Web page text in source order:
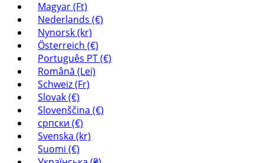
Magyar (Ft)
Nederlands (€)
Nynorsk (kr)
Österreich (€)
Português PT (€)
Română (Lei)
Schweiz (Fr)
Slovak (€)
Slovenščina (€)
српски (€)
Svenska (kr)
Suomi (€)